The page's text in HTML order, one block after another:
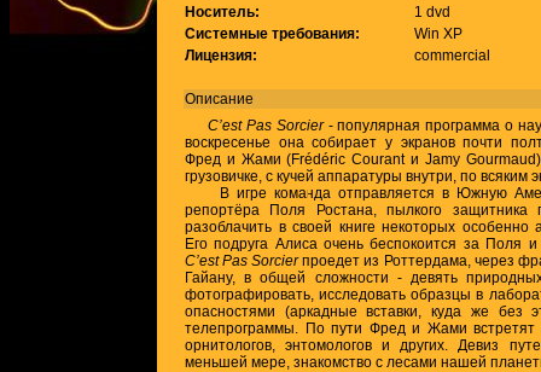
Носитель:
1 dvd
Системные требования:
Win XP
Лицензия:
commercial
Описание
C’est Pas Sorcier- популярная программа о
воскресенье она собирает у экранов почти
Фред и Жами (Frédéric Courant и Jamy
грузовичке, с кучей аппаратуры внутри, по всяким
В игре команда отправляется в Южную
репортёра Поля Ростана, пылкого защитника
разоблачить в своей книге некоторых особенно
Его подруга Алиса очень беспокоится за Поля
C’est Pas Sorcierпроедет из Роттердама, через
Гайану, в общей сложности - девять
фотографировать, исследовать образцы в
опасностями (аркадные вставки, куда же без
телепрограммы. По пути Фред и Жами
орнитологов, энтомологов и других. Девиз
меньшей мере, знакомство с лесами нашей